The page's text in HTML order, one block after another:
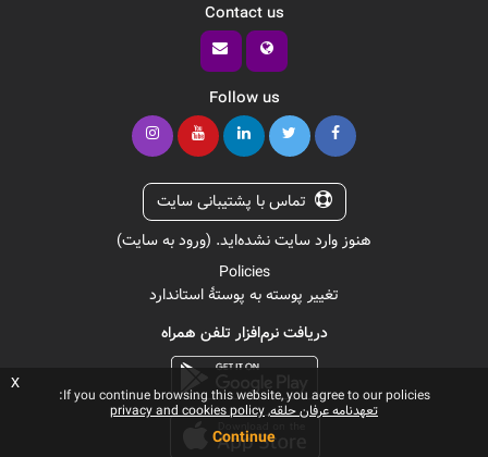
Contact us
Follow us
تماس با پشتیبانی سایت
هنوز وارد سایت نشده‌اید. (ورود به سایت)
Policies
تغییر پوسته به پوستهٔ استاندارد
دریافت نرم‌افزار تلفن همراه
If you continue browsing this website, you agree to our policies:
تعهدنامه عرفان حلقه privacy and cookies policy
Continue
x